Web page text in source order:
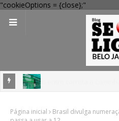
"cookieOptions = {close};"
compras
Página inicial
Brasil divulga